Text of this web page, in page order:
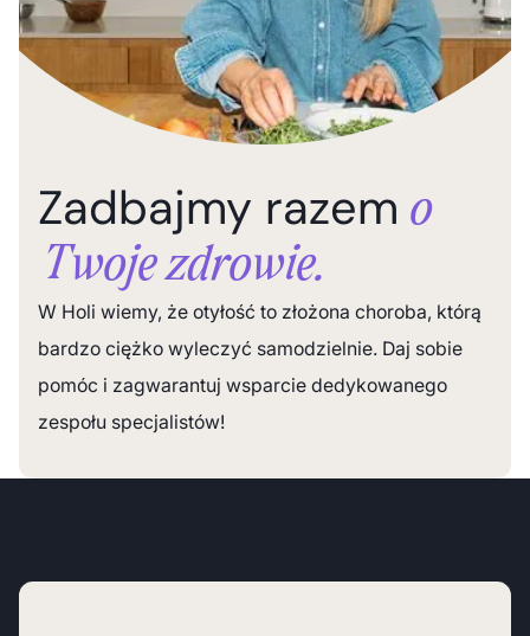
Zadbajmy razemo
Twoje zdrowie.
W Holi wiemy, że otyłość to złożona choroba, którą
bardzo ciężko wyleczyć samodzielnie. Daj sobie
pomóc i zagwarantuj wsparcie dedykowanego
zespołu specjalistów!